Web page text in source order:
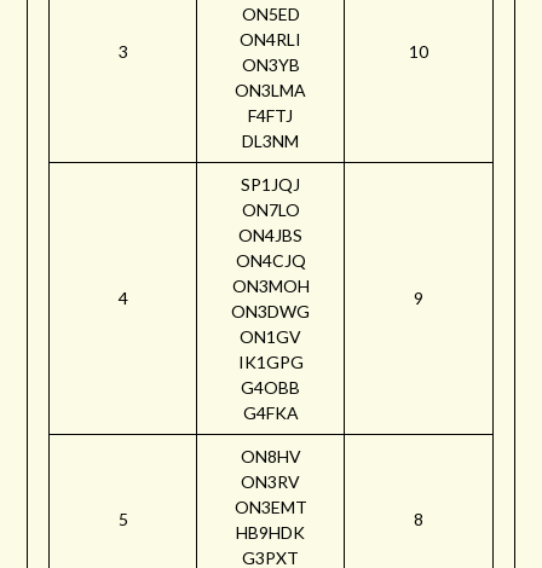
3
ON5ED
ON4RLI
ON3YB
ON3LMA
F4FTJ
DL3NM
10
4
SP1JQJ
ON7LO
ON4JBS
ON4CJQ
ON3MOH
ON3DWG
ON1GV
IK1GPG
G4OBB
G4FKA
9
5
ON8HV
ON3RV
ON3EMT
HB9HDK
G3PXT
8